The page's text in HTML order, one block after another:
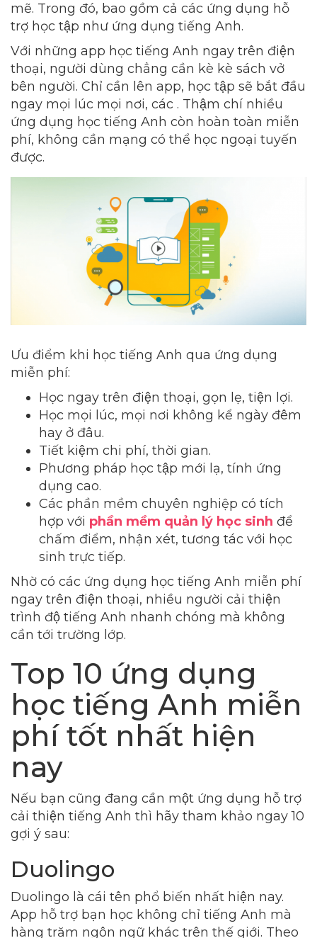
mẽ. Trong đó, bao gồm cả các ứng dụng hỗ
trợ học tập như ứng dụng tiếng Anh.
Với những app học tiếng Anh ngay trên điện
thoại, người dùng chẳng cần kè kè sách vở
bên người. Chỉ cần lên app, học tập sẽ bắt đầu
ngay mọi lúc mọi nơi, các . Thậm chí nhiều
ứng dụng học tiếng Anh còn hoàn toàn miễn
phí, không cần mạng có thể học ngoại tuyến
được.
Ưu điểm khi học tiếng Anh qua ứng dụng
miễn phí:
Học ngay trên điện thoại, gọn lẹ, tiện lợi.
Học mọi lúc, mọi nơi không kể ngày đêm
hay ở đâu.
Tiết kiệm chi phí, thời gian.
Phương pháp học tập mới lạ, tính ứng
dụng cao.
Các phần mềm chuyên nghiệp có tích
hợp với phần mềm quản lý học sinh để
chấm điểm, nhận xét, tương tác với học
sinh trực tiếp.
Nhờ có các ứng dụng học tiếng Anh miễn phí
ngay trên điện thoại, nhiều người cải thiện
trình độ tiếng Anh nhanh chóng mà không
cần tới trường lớp.
Top 10 ứng dụng
học tiếng Anh miễn
phí tốt nhất hiện
nay
Nếu bạn cũng đang cần một ứng dụng hỗ trợ
cải thiện tiếng Anh thì hãy tham khảo ngay 10
gợi ý sau:
Duolingo
Duolingo là cái tên phổ biến nhất hiện nay.
App hỗ trợ bạn học không chỉ tiếng Anh mà
hàng trăm ngôn ngữ khác trên thế giới. Theo